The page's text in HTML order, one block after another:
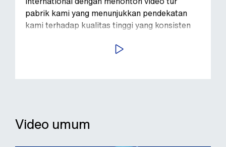
pabrik kami yang menunjukkan pendekatan
kami terhadap kualitas tinggi yang konsisten
PUTAR VIDEO
Video umum